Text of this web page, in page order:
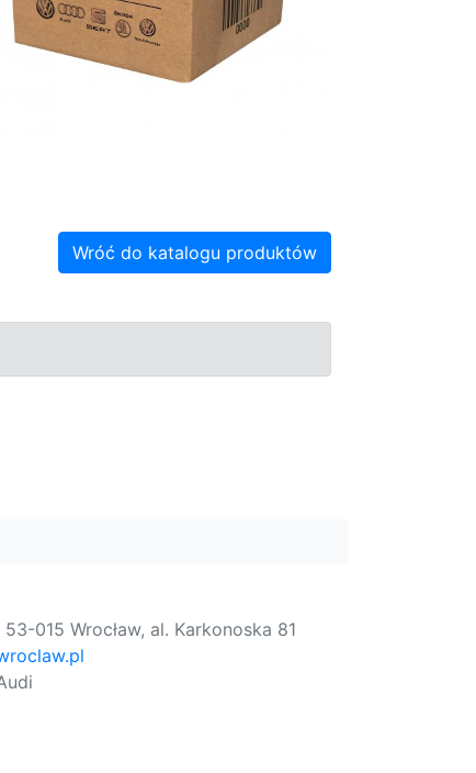
Wróć do katalogu produktów
015 Wrocław, al. Karkonoska 81